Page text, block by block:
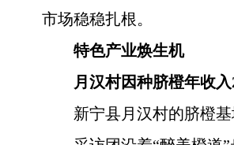
市场稳稳扎根。
特色产业焕生机
月汉村因种脐橙年收
新宁县月汉村的脐橙